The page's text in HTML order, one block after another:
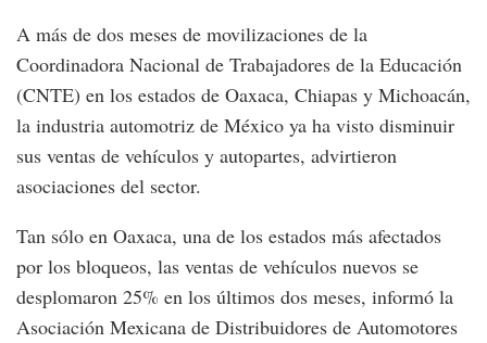
A más de dos meses de movilizaciones de la
Coordinadora Nacional de Trabajadores de la Educación
(CNTE) en los estados de Oaxaca, Chiapas y Michoacán,
la industria automotriz de México ya ha visto disminuir
sus ventas de vehículos y autopartes, advirtieron
asociaciones del sector.
Tan sólo en Oaxaca, una de los estados más afectados
por los bloqueos, las ventas de vehículos nuevos se
desplomaron 25% en los últimos dos meses, informó la
Asociación Mexicana de Distribuidores de Automotores